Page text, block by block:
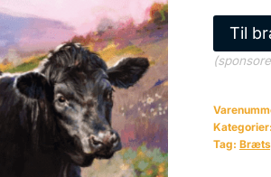
Til
Kategorier:
Tag: